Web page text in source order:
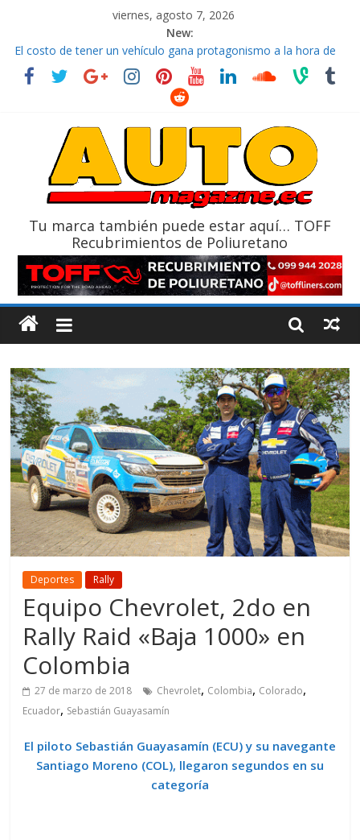
viernes, agosto 7, 2026
New:
El costo de tener un vehículo gana protagonismo a la hora de
decidir
Ultima película ‘Spider‑Man: Brand New Day’ pone en escena a
La Vuelta al Ecuador 2026, edición 47ª, recorre 7 provincias en 8
La FEDAK recibe 12 Sinotruk Bolden para cubrir las rutas de La
Tu marca también puede estar aquí… TOFF
Recubrimientos de Poliuretano
Deportes Rally
Equipo Chevrolet, 2do en
Rally Raid «Baja 1000» en
Colombia
27 de marzo de 2018 Chevrolet, Colombia, Colorado,
Ecuador, Sebastián Guayasamín
El piloto Sebastián Guayasamín (ECU) y su navegante
Santiago Moreno (COL), llegaron segundos en su
categoría